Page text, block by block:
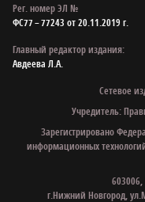
Рег. номер ЭЛ №
ФС77 – 77243 от 20.11.2019 г.
Главный редактор издания:
Авдеева Л.А.
Сетевое
Учредитель:
Зарегистрировано
информационных
603006,
г.Нижний Новгород,